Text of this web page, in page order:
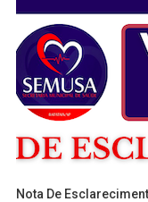
Nota De